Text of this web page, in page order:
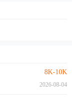
8K-10K
2026-08-04